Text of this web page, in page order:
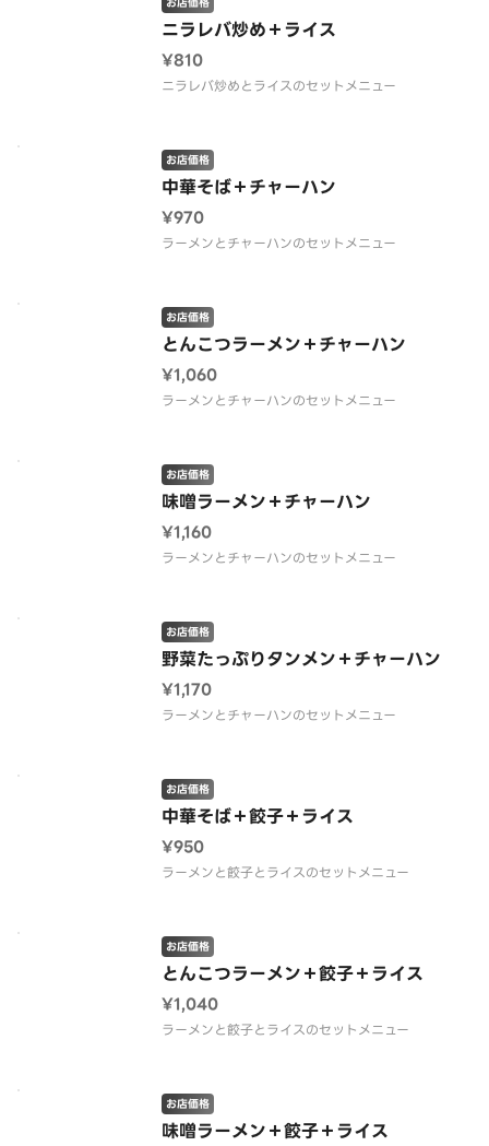
ニラレバ炒め＋ライス
¥810
ニラレバ炒めとライスのセットメニュー
中華そば＋チャーハン
お店価格
¥970
ラーメンとチャーハンのセットメニュー
とんこつラーメン＋チャーハン
お店価格
¥1,060
ラーメンとチャーハンのセットメニュー
味噌ラーメン＋チャーハン
お店価格
¥1,160
ラーメンとチャーハンのセットメニュー
野菜たっぷりタンメン＋チャーハン
お店価格
¥1,170
ラーメンとチャーハンのセットメニュー
中華そば＋餃子＋ライス
お店価格
¥950
ラーメンと餃子とライスのセットメニュー
とんこつラーメン＋餃子＋ライス
お店価格
¥1,040
ラーメンと餃子とライスのセットメニュー
味噌ラーメン＋餃子＋ライス
お店価格